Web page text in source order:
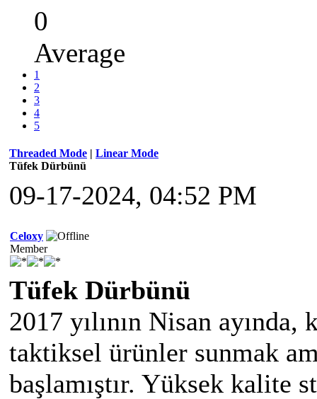
0
Average
1
2
3
4
5
Threaded Mode | Linear Mode
Tüfek Dürbünü
09-17-2024, 04:52 PM
Celoxy
Member
Tüfek Dürbünü
2017 yılının Nisan
taktiksel ürünler sunmak
başlamıştır. Yüksek kalite